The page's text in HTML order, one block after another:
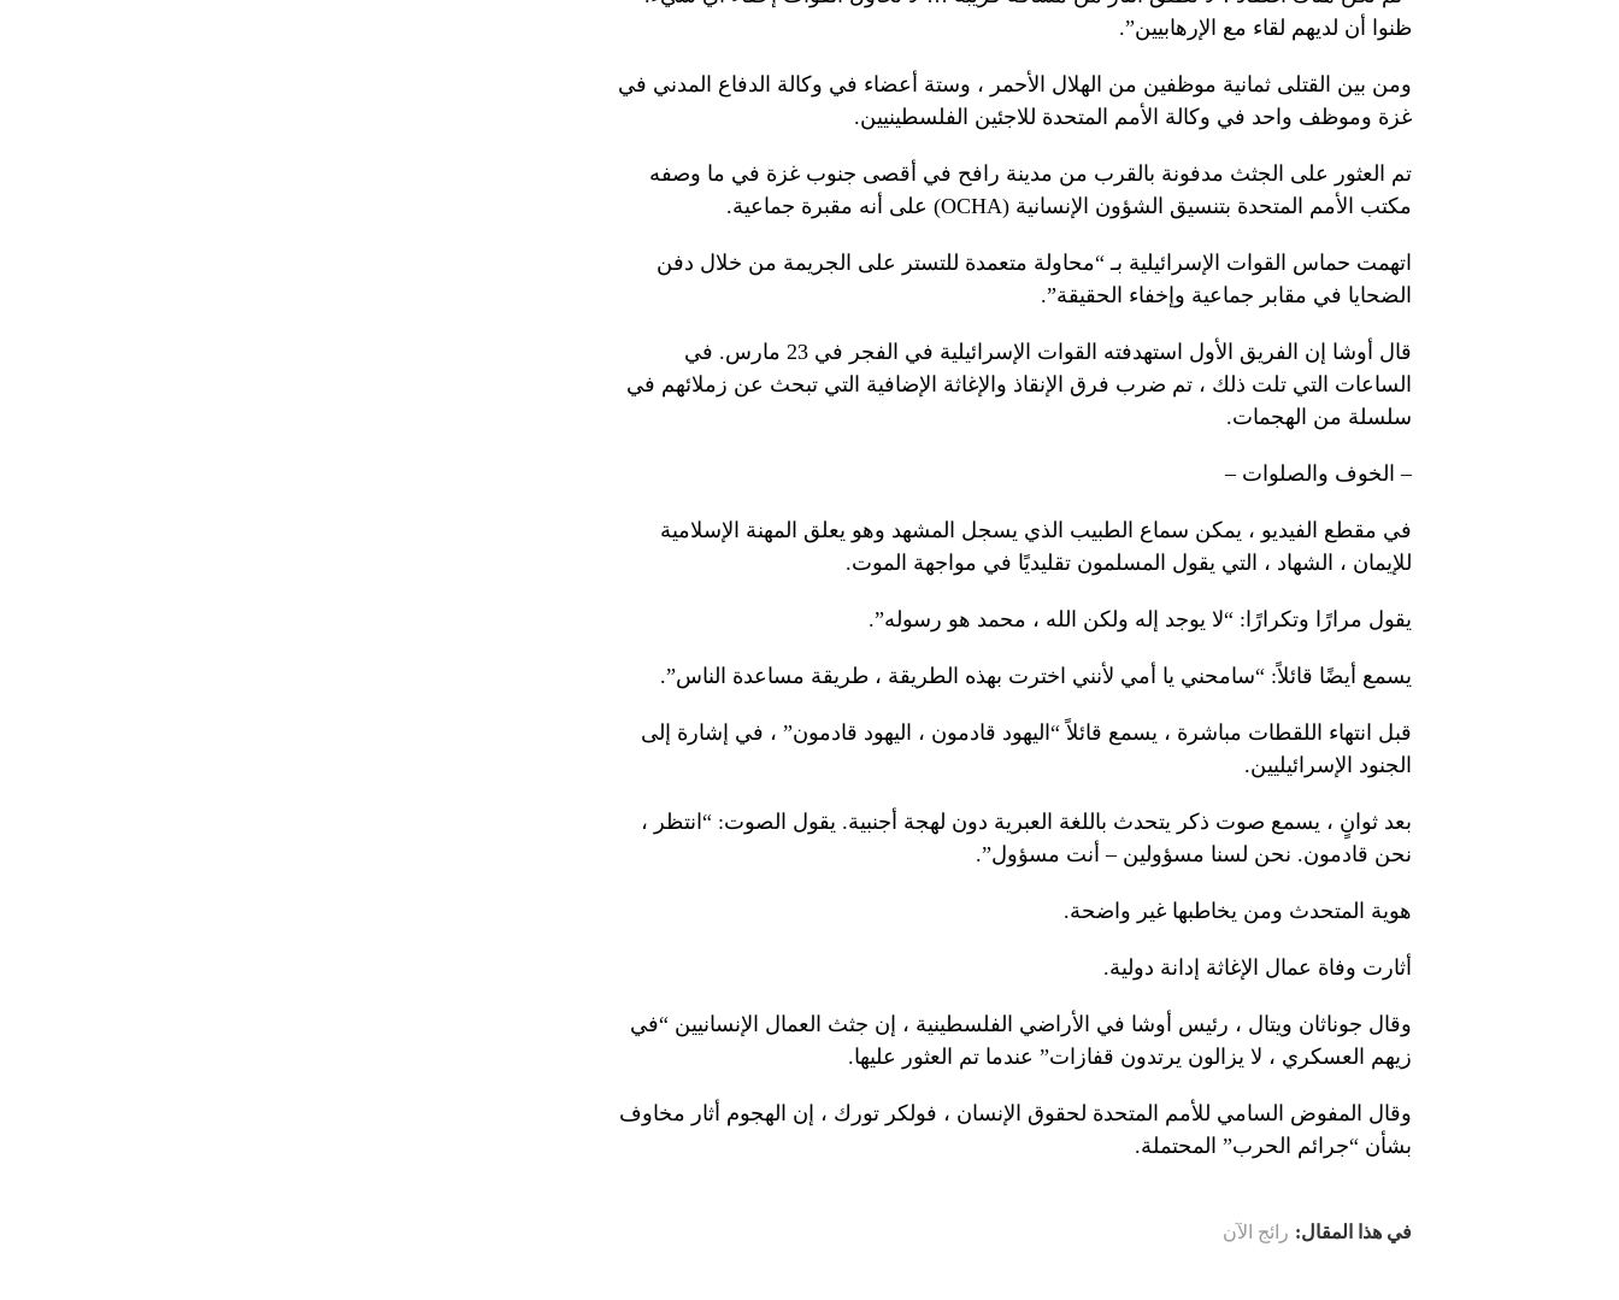
ظنوا أن لديهم لقاء مع الإرهابيين”.
ومن بين القتلى ثمانية موظفين من الهلال الأحمر ، وستة أعضاء في وكالة الدفاع المدني في
غزة وموظف واحد في وكالة الأمم المتحدة للاجئين الفلسطينيين.
تم العثور على الجثث مدفونة بالقرب من مدينة رافح في أقصى جنوب غزة في ما وصفه
مكتب الأمم المتحدة بتنسيق الشؤون الإنسانية (OCHA) على أنه مقبرة جماعية.
اتهمت حماس القوات الإسرائيلية بـ “محاولة متعمدة للتستر على الجريمة من خلال دفن
الضحايا في مقابر جماعية وإخفاء الحقيقة”.
قال أوشا إن الفريق الأول استهدفته القوات الإسرائيلية في الفجر في 23 مارس. في
الساعات التي تلت ذلك ، تم ضرب فرق الإنقاذ والإغاثة الإضافية التي تبحث عن زملائهم في
سلسلة من الهجمات.
– الخوف والصلوات –
في مقطع الفيديو ، يمكن سماع الطبيب الذي يسجل المشهد وهو يعلق المهنة الإسلامية
للإيمان ، الشهاد ، التي يقول المسلمون تقليديًا في مواجهة الموت.
يقول مرارًا وتكرارًا: “لا يوجد إله ولكن الله ، محمد هو رسوله”.
يسمع أيضًا قائلاً: “سامحني يا أمي لأنني اخترت بهذه الطريقة ، طريقة مساعدة الناس”.
قبل انتهاء اللقطات مباشرة ، يسمع قائلاً “اليهود قادمون ، اليهود قادمون” ، في إشارة إلى
الجنود الإسرائيليين.
بعد ثوانٍ ، يسمع صوت ذكر يتحدث باللغة العبرية دون لهجة أجنبية. يقول الصوت: “انتظر ،
نحن قادمون. نحن لسنا مسؤولين – أنت مسؤول”.
هوية المتحدث ومن يخاطبها غير واضحة.
أثارت وفاة عمال الإغاثة إدانة دولية.
وقال جوناثان ويتال ، رئيس أوشا في الأراضي الفلسطينية ، إن جثث العمال الإنسانيين “في
زيهم العسكري ، لا يزالون يرتدون قفازات” عندما تم العثور عليها.
وقال المفوض السامي للأمم المتحدة لحقوق الإنسان ، فولكر تورك ، إن الهجوم أثار مخاوف
بشأن “جرائم الحرب” المحتملة.
في هذا المقال: رائج الآن